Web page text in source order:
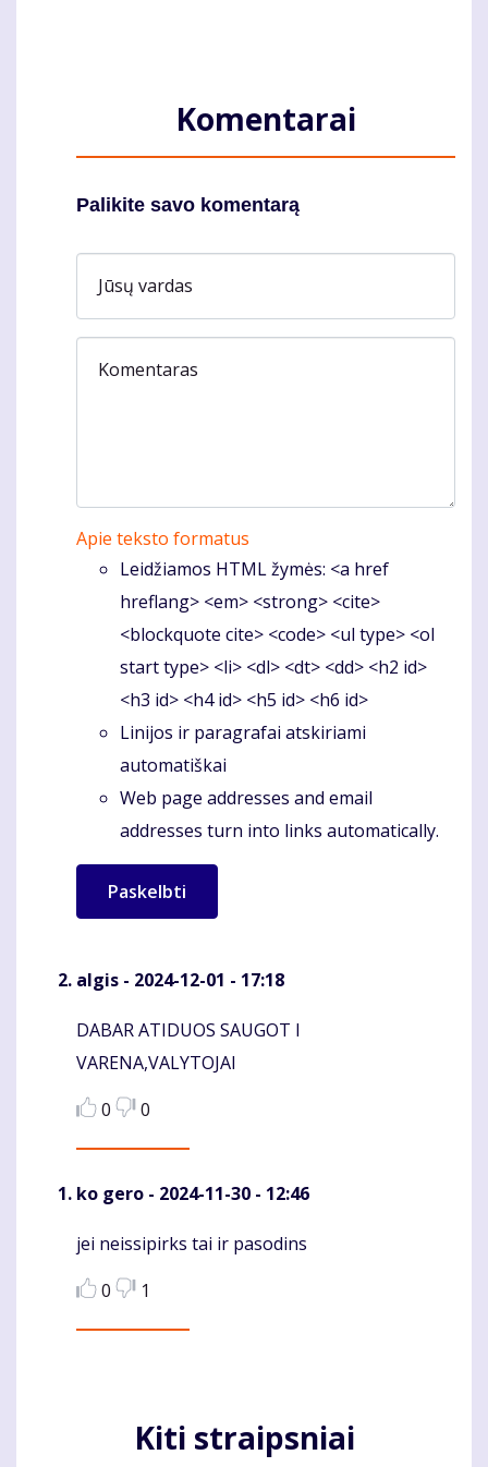
Komentarai
Palikite savo komentarą
Jūsų vardas
Komentaras
Apie teksto formatus
Leidžiamos HTML žymės: <a href
hreflang> <em> <strong> <cite>
<blockquote cite> <code> <ul type> <ol
start type> <li> <dl> <dt> <dd> <h2 id>
<h3 id> <h4 id> <h5 id> <h6 id>
Linijos ir paragrafai atskiriami
automatiškai
Web page addresses and email
addresses turn into links automatically.
algis - 2024-12-01 - 17:18
Komentaras
DABAR ATIDUOS SAUGOT I
VARENA,VALYTOJAI
0
0
ko gero - 2024-11-30 - 12:46
Komentaras
jei neissipirks tai ir pasodins
0
1
Kiti straipsniai